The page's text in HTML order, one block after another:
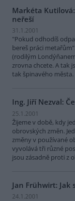
Markéta
neřeší
31.1.2001
"Pokud odhodíš
bereš práci
(rodilým
zrovna chcete. A tak
tak špinavého města.
Ing. Jiří Nezval:
25.1.2001
Žijeme v době, kdy
obrovských změn.
změny v používané
vyvolává tři různé
jsou zásadně proti z
Jan Frühwirt: Jak
24.1.2001